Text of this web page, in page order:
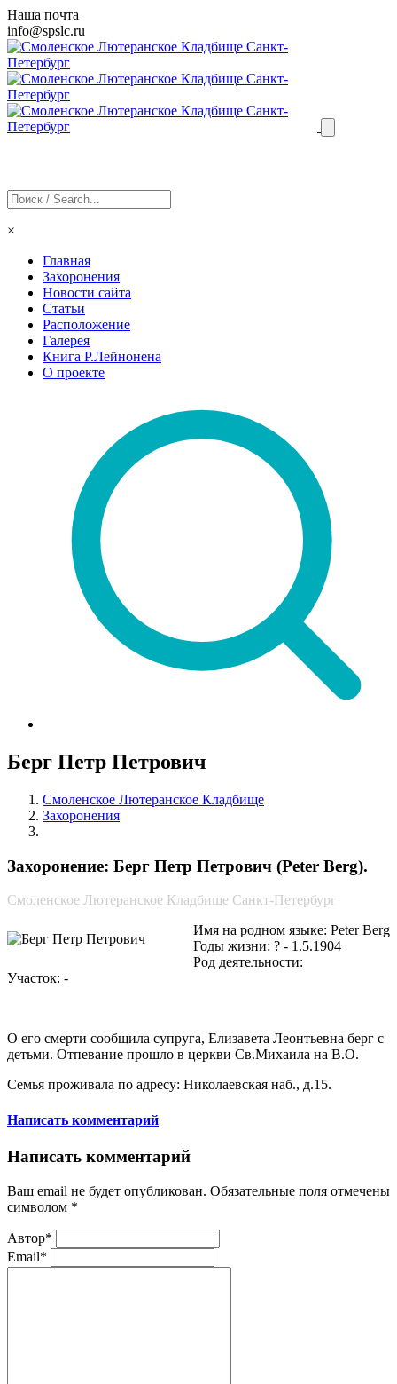
Наша почта
info@spslc.ru
×
Главная
Захоронения
Новости сайта
Статьи
Расположение
Галерея
Книга Р.Лейнонена
О проекте
Берг Петр Петрович
Смоленское Лютеранское Кладбище
Захоронения
Захоронение: Берг Петр Петрович (Peter Berg).
Смоленское Лютеранское Кладбище Санкт-Петербург
Имя на родном языке: Peter Berg
Годы жизни: ? - 1.5.1904
Род деятельности:
Участок: -
О его смерти сообщила супруга, Елизавета Леонтьевна берг с
детьми. Отпевание прошло в церкви Св.Михаила на В.О.
Семья проживала по адресу: Николаевская наб., д.15.
Написать комментарий
Написать комментарий
Ваш email не будет опубликован. Обязательные поля отмечены
символом *
Автор*
Email*